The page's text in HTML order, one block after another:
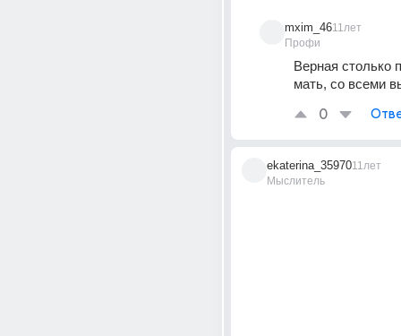
mxim_46
Профи
11лет
Верная столько
мать, со всеми
0
ekaterina_35970
Мыслитель
11лет